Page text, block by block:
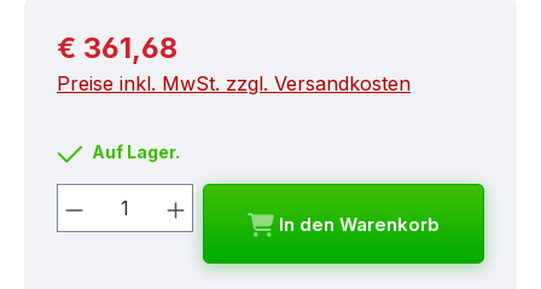
Regulärer Preis:
€ 361,68
Preise inkl. MwSt. zzgl. Versandkosten
Auf Lager.
Produkt Anzahl: Gib den
In den Warenkorb